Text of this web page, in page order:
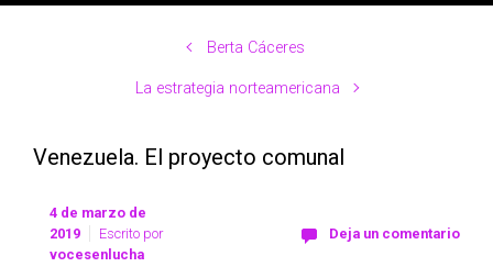
Berta Cáceres
La estrategia norteamericana
Venezuela. El proyecto comunal
4 de marzo de
2019
Escrito por
vocesenlucha
Deja un comentario